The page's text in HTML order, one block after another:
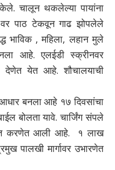
केले. चालून थकलेल्या पायांना
पाठ टेकवून गाढ झोपलेले
भाविक , महिला, लहान मुले
आहे. एलईडी स्क्रीनवर
देणेत येत आहे. शौचालयाची
बनला आहे १७ दिवसांचा
बोलता यावे. चार्जिंग संपले
करणेत आली आहे. १ लाख
पालखी मार्गावर उभारणेत